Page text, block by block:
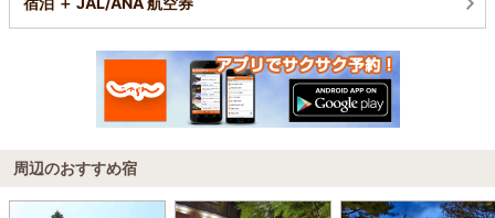
周辺のおすすめ宿